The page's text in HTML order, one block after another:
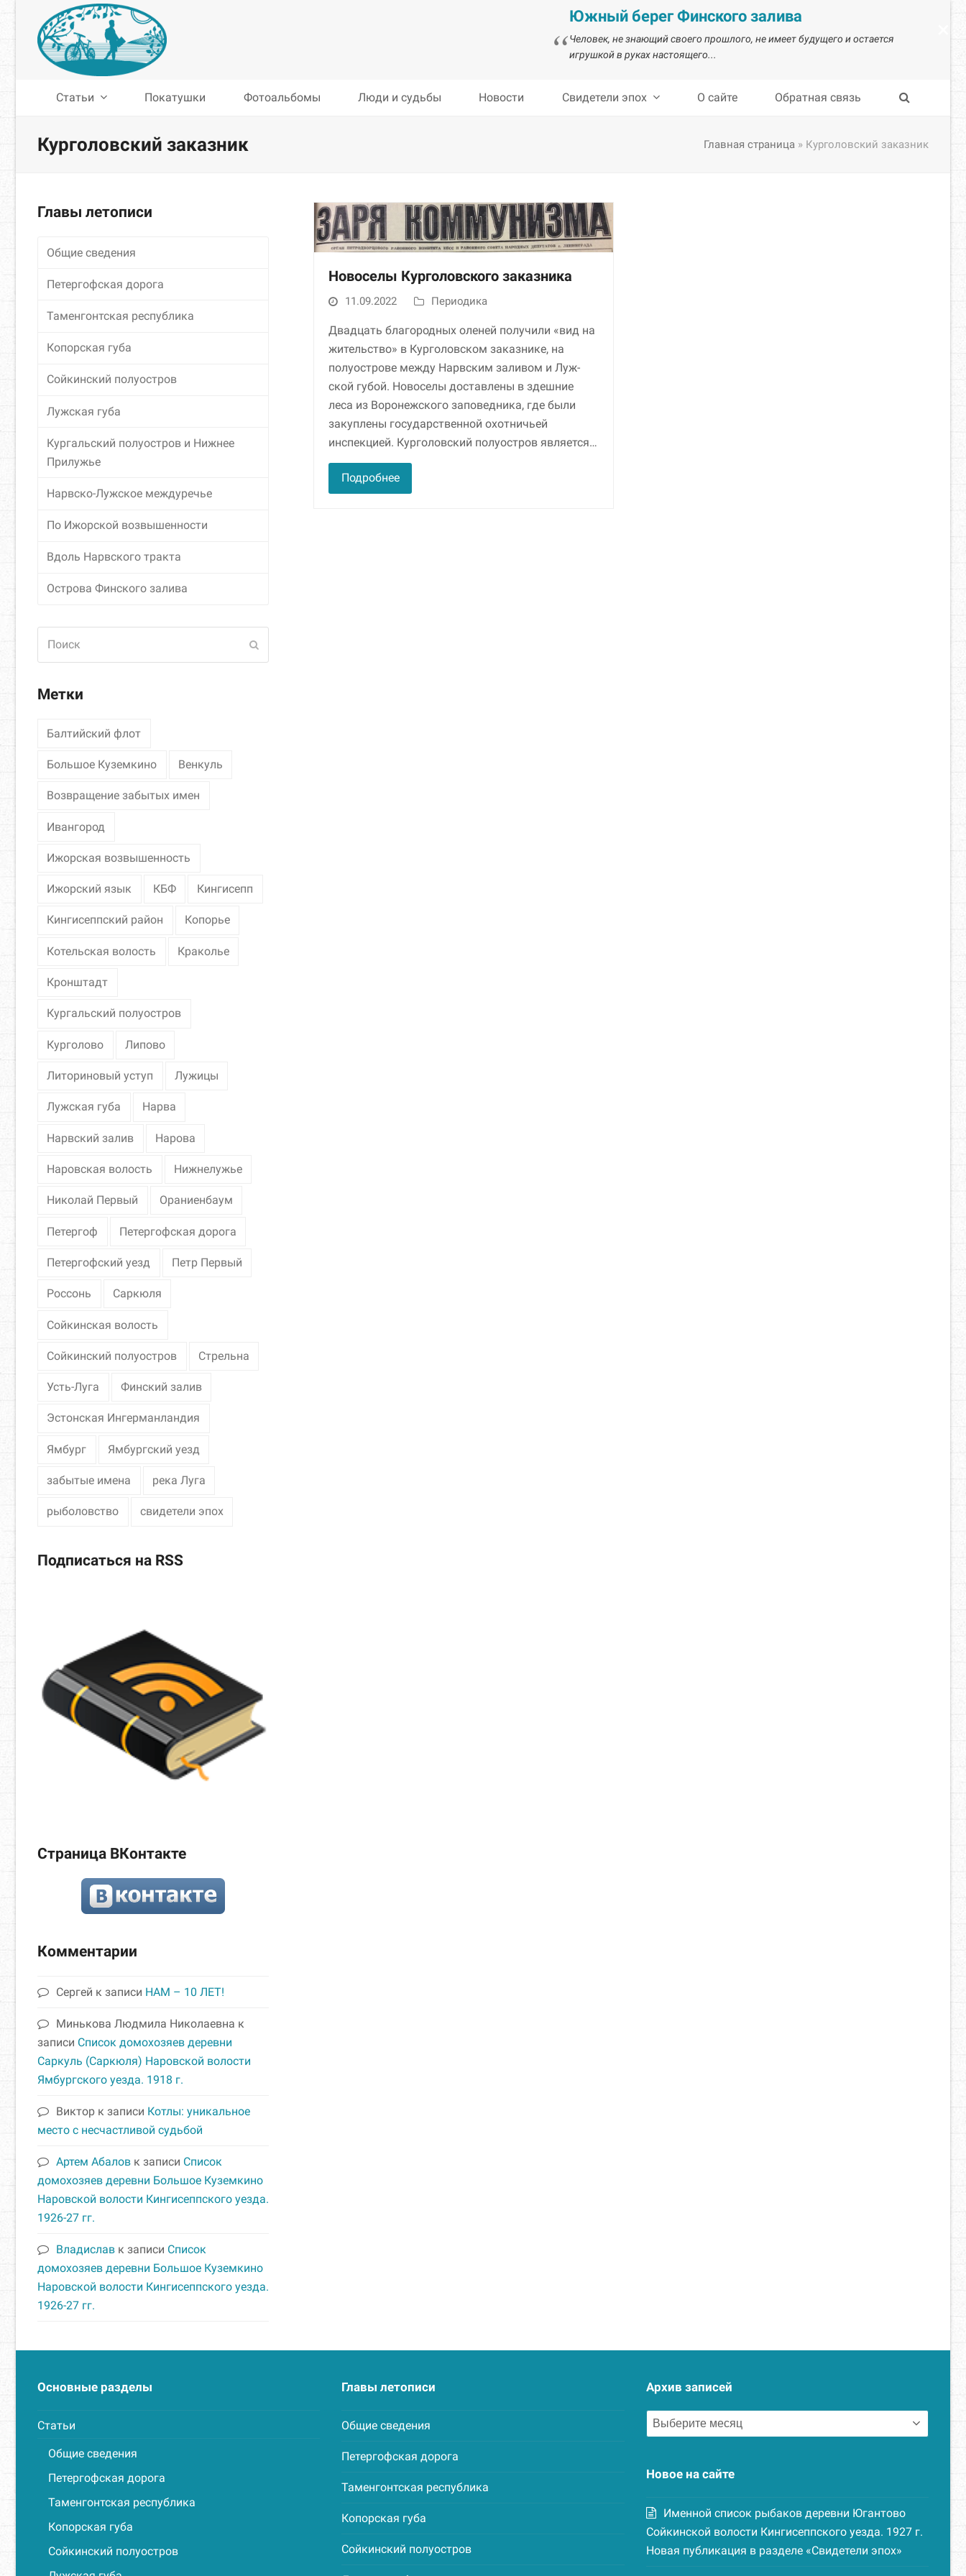
Южный берег Финского залива
Человек, не знающий своего прошлого, не имеет будущего и остается
игрушкой в руках настоящего...
Статьи Покатушки Фотоальбомы Люди и судьбы Новости Свидетели эпох О сайте Обратная связь
Курголовский заказник Главная страница » Курголовский заказник
Новоселы Курголовского заказника
11.09.2022 Периодика
Двадцать благородных оленей получили «вид на
жи­тельство» в Курголовском заказнике, на
полуострове меж­ду Нарвским заливом и Луж­
ской губой. Новоселы достав­лены в здешние
леса из Воро­нежского заповедника, где бы­ли
закуплены государственной охотничьей
инспекцией. Курголовский полуостров яв­ляется…
Подробнее
Главы летописи
Общие сведения
Петергофская дорога
Таменгонтская республика
Копорская губа
Сойкинский полуостров
Лужская губа
Кургальский полуостров и Нижнее
Прилужье
Нарвско-Лужское междуречье
По Ижорской возвышенности
Вдоль Нарвского тракта
Острова Финского залива
Метки
Балтийский флот
Большое Куземкино Венкуль
Возвращение забытых имен
Ивангород
Ижорская возвышенность
Ижорский язык КБФ Кингисепп
Кингисеппский район Копорье
Котельская волость Краколье
Кронштадт
Кургальский полуостров
Курголово Липово
Литориновый уступ Лужицы
Лужская губа Нарва
Нарвский залив Нарова
Наровская волость Нижнелужье
Николай Первый Ораниенбаум
Петергоф Петергофская дорога
Петергофский уезд Петр Первый
Россонь Саркюля
Сойкинская волость
Сойкинский полуостров Стрельна
Усть-Луга Финский залив
Эстонская Ингерманландия
Ямбург Ямбургский уезд
забытые имена река Луга
рыболовство свидетели эпох
Подписаться на RSS
Страница ВКонтакте
Комментарии
Сергей к записи НАМ – 10 ЛЕТ!
Минькова Людмила Николаевна к
записи Список домохозяев деревни
Саркуль (Саркюля) Наровской волости
Ямбургского уезда. 1918 г.
Виктор к записи Котлы: уникальное
место с несчастливой судьбой
Артем Абалов к записи Список
домохозяев деревни Большое Куземкино
Наровской волости Кингисеппского уезда.
1926-27 гг.
Владислав к записи Список
домохозяев деревни Большое Куземкино
Наровской волости Кингисеппского уезда.
1926-27 гг.
Основные разделы
Статьи
Общие сведения
Петергофская дорога
Таменгонтская республика
Копорская губа
Сойкинский полуостров
Главы летописи
Общие сведения
Петергофская дорога
Таменгонтская республика
Копорская губа
Сойкинский полуостров
Архив записей
Архив
записей
Новое на сайте
Именной список рыбаков деревни Югантово
Сойкинской волости Кингисеппского уезда. 1927 г.
Новая публикация в разделе «Свидетели эпох»